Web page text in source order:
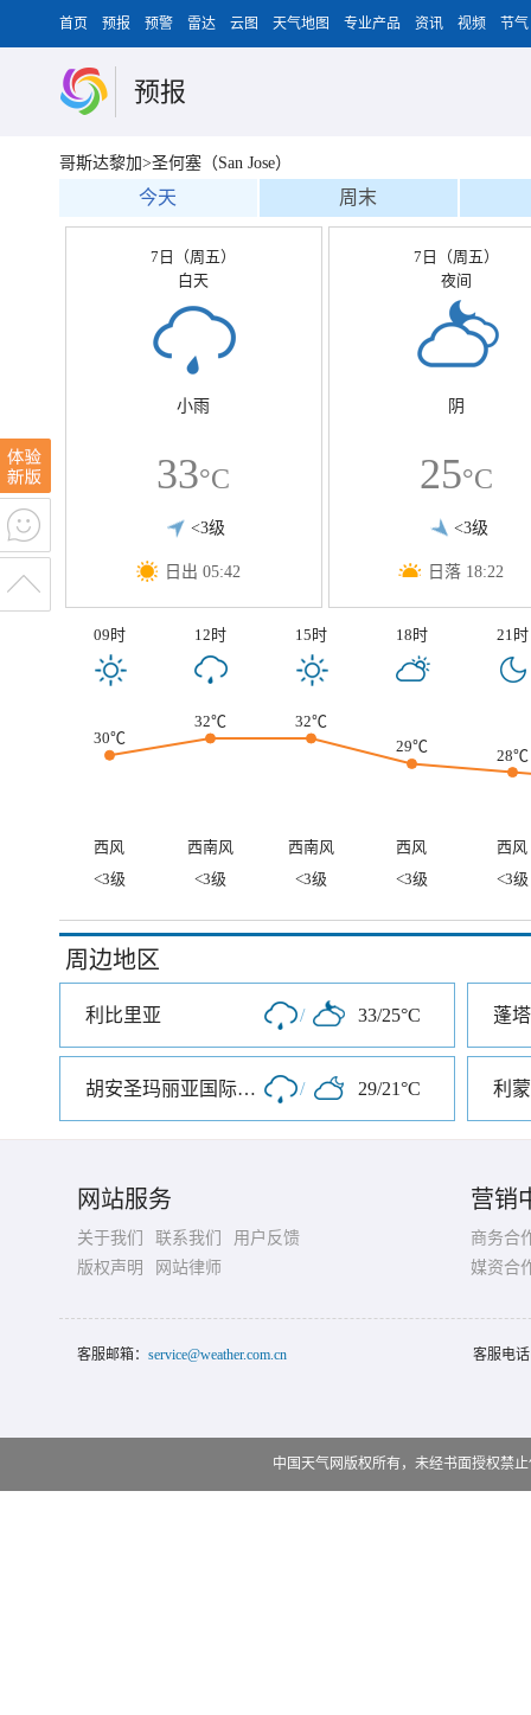
首页 预报 预警 雷达 云图 天气地图 专业产品 资讯 视频 节气
预报
哥斯达黎加>圣何塞（San Jose）
今天 周末
7日（周五）
白天
小雨
33°C
<3级
日出 05:42
7日（周五）
夜间
阴
25°C
<3级
日落 18:22
09时 12时 15时 18时 21时
30℃
32℃
32℃
29℃
28℃
西风 西南风 西南风 西风
西风
<3级
<3级 <3级 <3级 <3级
周边地区
利比里亚 / 33/25°C 蓬
胡安圣玛丽亚国际机场 / 29/21°C 利
网站服务
关于我们 联系我们
用户反馈
版权声明
网站律师
营销
商务合
媒资合
客服邮箱： service@weather.com.cn 客服电
中国天气网版权所有，未经书面授权